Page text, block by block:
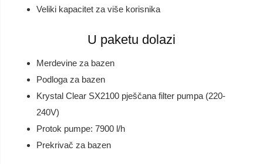
Veliki kapacitet za više korisnika
U paketu dolazi
Merdevine za bazen
Podloga za bazen
Krystal Clear SX2100 pješčana filter pumpa (220-
240V)
Protok pumpe: 7900 l/h
Prekrivač za bazen